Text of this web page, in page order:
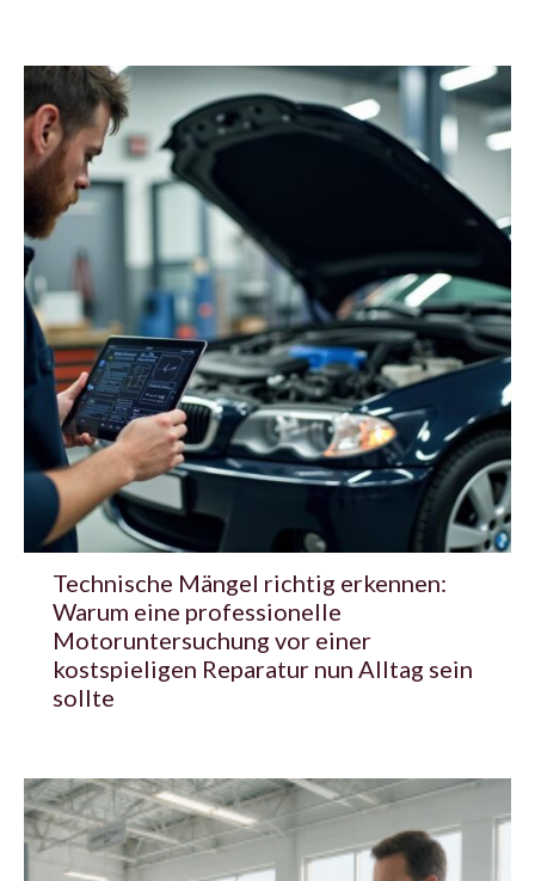
Technische Mängel richtig erkennen:
Warum eine professionelle
Motoruntersuchung vor einer
kostspieligen Reparatur nun Alltag sein
sollte